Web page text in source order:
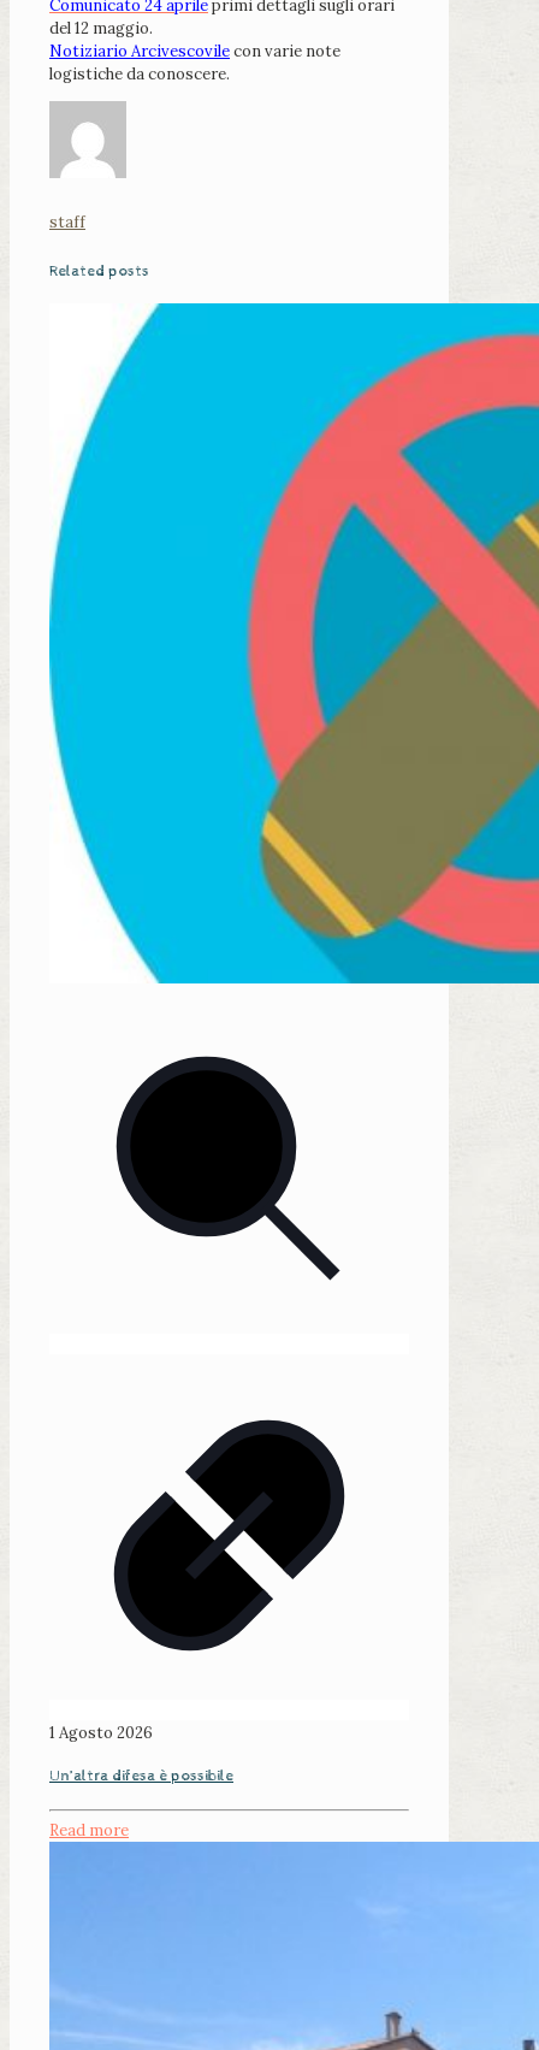
Comunicato 24 aprileprimi dettagli sugli orari
del 12 maggio.
Notiziario Arcivescovilecon varie note
logistiche da conoscere.
staff
Related posts
1 Agosto 2026
Un’altra difesa è possibile
Read more